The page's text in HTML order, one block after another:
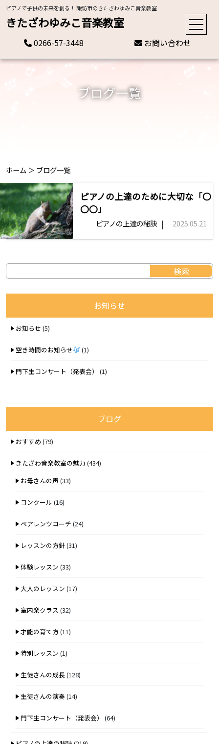
ピアノで子供の未来を創る！ 諏訪市のきたざわゆみこ音楽教室
きたざわゆみこ音楽教室
0266-57-3448 お問い合わせ
ブログ一覧
ホーム ＞ ブログ一覧
ピアノの上達のために大切な「〇
〇〇」
ピアノの上達の秘訣 | 2025.05.21
お知らせ
お知らせ (5)
空き時間のお知らせ (1)
門下生コンサート（発表会） (1)
ブログ
おすすめ (79)
きたざわ音楽教室の魅力 (434)
お母さんの声 (33)
コンクール (16)
ペアレンツコーチ (24)
レッスンの方針(31)
体験レッスン (33)
大人のレッスン (17)
室内楽クラス (32)
才能の育て方 (11)
特別レッスン (1)
生徒さんの成長(128)
生徒さんの演奏(14)
門下生コンサート（発表会） (64)